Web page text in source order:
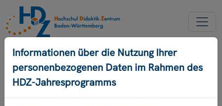
NEW ACCOUNT
FORGOT OUR PASSWORD
DEUTSCH
Informationen über die Nutzung Ihrer
personenbezogenen Daten im Rahmen des
HDZ-Jahresprogramms